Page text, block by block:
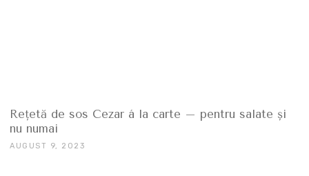
Rețetă de sos Cezar á la carte – pentru salate şi
nu numai
AUGUST 9, 2023